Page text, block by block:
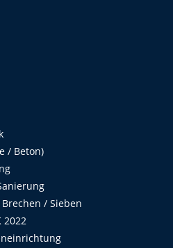
/ Beton)
/ Sieben
2022